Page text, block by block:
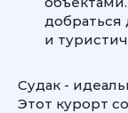
добраться
и
Судак -
Этот курорт